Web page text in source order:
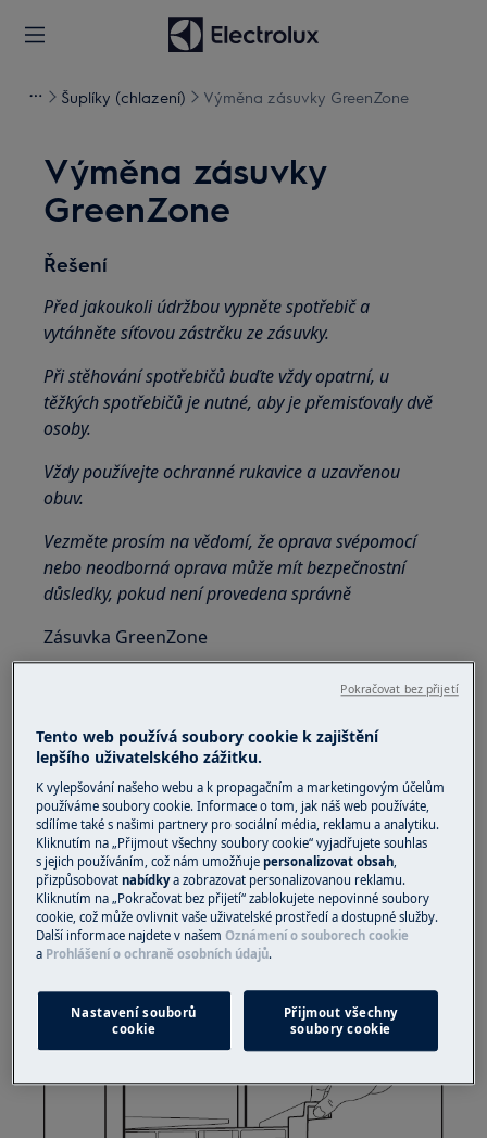
Šuplíky (chlazení) Výměna zásuvky GreenZone
Výměna zásuvky
GreenZone
Řešení
Před jakoukoli údržbou vypněte spotřebič a
vytáhněte síťovou zástrčku ze zásuvky.
Při stěhování spotřebičů buďte vždy opatrní, u
těžkých spotřebičů je nutné, aby je přemisťovaly dvě
osoby.
Vždy používejte ochranné rukavice a uzavřenou
obuv.
Vezměte prosím na vědomí, že oprava svépomocí
nebo neodborná oprava může mít bezpečnostní
důsledky, pokud není provedena správně
Zásuvka GreenZone
Ve spodní části chladničky je výsuvná zásuvka.
Skleněná police GreenZone je vybavena
zařízením, které reguluje její utěsnění a lze ji
použít k řízení vlhkosti uvnitř zásuvky.
Vyjmutí zásuvky GreenZone
Před vyjmutím zásuvky z chladničky se
doporučuje vyprázdnit.
Vyjmutí zásuvky:
Tento web používá soubory cookie k zajištění
lepšího uživatelského zážitku.
K vylepšování našeho webu a k propagačním a marketingovým účelům
používáme soubory cookie. Informace o tom, jak náš web používáte,
sdílíme také s našimi partnery pro sociální média, reklamu a analytiku.
Kliknutím na „Přijmout všechny soubory cookie“ vyjadřujete souhlas
s jejich používáním, což nám umožňujepersonalizovat obsah,
přizpůsobovatnabídkya zobrazovat personalizovanou reklamu.
Kliknutím na „Pokračovat bez přijetí“ zablokujete nepovinné soubory
cookie, což může ovlivnit vaše uživatelské prostředí a dostupné služby.
Další informace najdete v našemOznámení o souborech cookie
a Prohlášení o ochraně osobních údajů.
Nastavení souborů
cookie
Přijmout všechny
soubory cookie
Pokračovat bez přijetí